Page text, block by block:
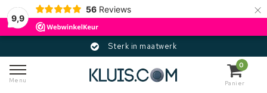
9,9
56 Reviews ×
Sterk in maatwerk
Menu
0
Panier